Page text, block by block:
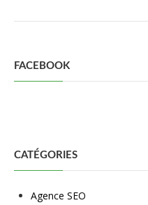
FACEBOOK
CATÉGORIES
Agence SEO